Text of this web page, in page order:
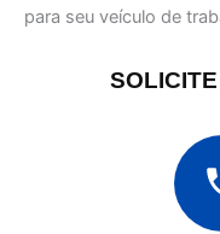
para seu veículo de